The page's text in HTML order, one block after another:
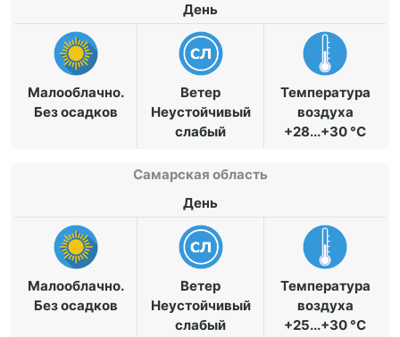
День
Малооблачно.
Без осадков
Ветер
Неустойчивый
слабый
Температура
воздуха
+28...+30 °C
Самарская область
День
Малооблачно.
Без осадков
Ветер
Неустойчивый
слабый
Температура
воздуха
+25...+30 °C